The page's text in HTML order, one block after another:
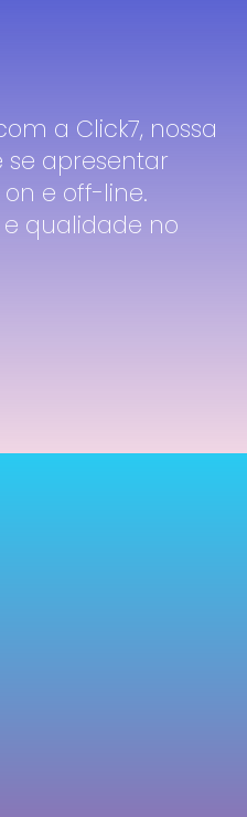
a Click7, nossa
apresentar
e off-line.
qualidade no